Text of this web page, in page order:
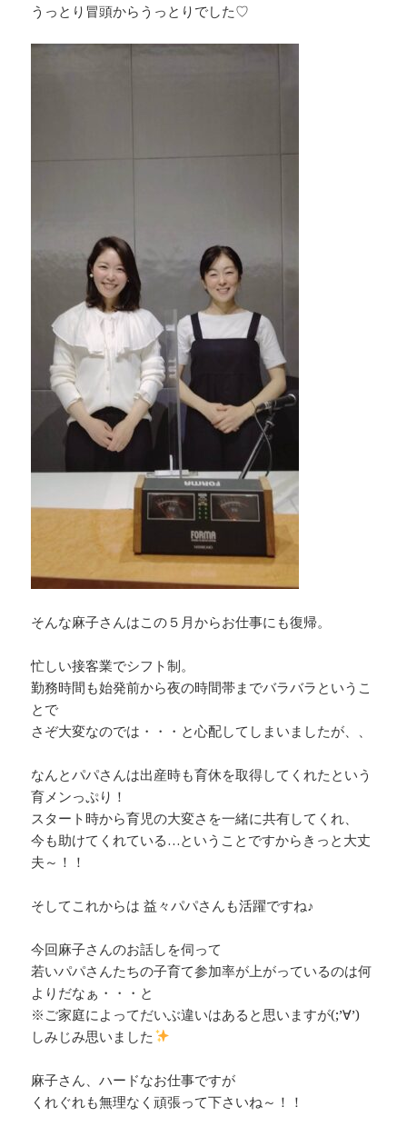
うっとり冒頭からうっとりでした♡
そんな麻子さんはこの５月からお仕事にも復帰。
忙しい接客業でシフト制。
勤務時間も始発前から夜の時間帯までバラバラというこ
とで
さぞ大変なのでは・・・と心配してしまいましたが、、
なんとパパさんは出産時も育休を取得してくれたという
育メンっぷり！
スタート時から育児の大変さを一緒に共有してくれ、
今も助けてくれている…ということですからきっと大丈
夫～！！
そしてこれからは 益々パパさんも活躍ですね♪
今回麻子さんのお話しを伺って
若いパパさんたちの子育て参加率が上がっているのは何
よりだなぁ・・・と
※ご家庭によってだいぶ違いはあると思いますが(;’∀’)
しみじみ思いました
麻子さん、ハードなお仕事ですが
くれぐれも無理なく頑張って下さいね～！！